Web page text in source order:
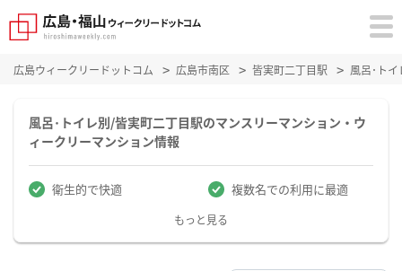
広島ウィークリードットコム 広島市南区 皆実町二丁目駅 風呂･ト
風呂･トイレ別/皆実町二丁目駅のマンスリーマンション・ウ
ィークリーマンション情報
衛生的で快適 複数名での利用に最適
もっと見る